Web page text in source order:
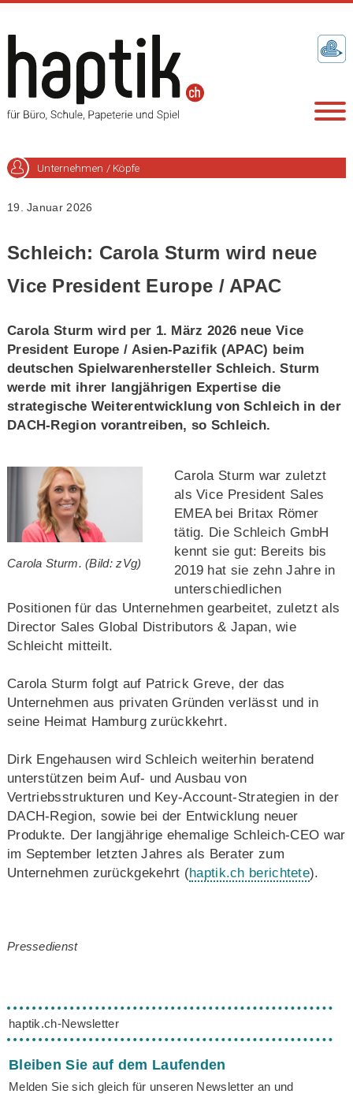
Unternehmen / Köpfe
19. Januar 2026
Schleich: Carola Sturm wird neue
Vice President Europe / APAC
Carola Sturm wird per 1. März 2026 neue Vice
President Europe / Asien-Pazifik (APAC) beim
deutschen Spielwarenhersteller Schleich. Sturm
werde mit ihrer langjährigen Expertise die
strategische Weiterentwicklung von Schleich in der
DACH-Region vorantreiben, so Schleich.
Carola Sturm. (Bild: zVg)
Carola Sturm war zuletzt
als Vice President Sales
EMEA bei Britax Römer
tätig. Die Schleich GmbH
kennt sie gut: Bereits bis
2019 hat sie zehn Jahre in
unterschiedlichen
Positionen für das Unternehmen gearbeitet, zuletzt als
Director Sales Global Distributors & Japan, wie
Schleicht mitteilt.
Carola Sturm folgt auf Patrick Greve, der das
Unternehmen aus privaten Gründen verlässt und in
seine Heimat Hamburg zurückkehrt.
Dirk Engehausen wird Schleich weiterhin beratend
unterstützen beim Auf- und Ausbau von
Vertriebsstrukturen und Key-Account-Strategien in der
DACH-Region, sowie bei der Entwicklung neuer
Produkte. Der langjährige ehemalige Schleich-CEO war
im September letzten Jahres als Berater zum
Unternehmen zurückgekehrt (haptik.ch berichtete).
Pressedienst
haptik.ch-Newsletter
Bleiben Sie auf dem Laufenden
Melden Sie sich gleich für unseren Newsletter an und